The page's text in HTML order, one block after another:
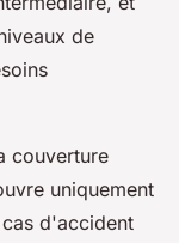
de
couverture
uniquement
d'accident